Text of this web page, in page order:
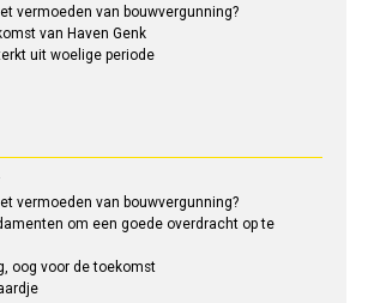
vermoeden van bouwvergunning?
van Haven Genk
uit woelige periode
vermoeden van bouwvergunning?
om een goede overdracht op te
oog voor de toekomst